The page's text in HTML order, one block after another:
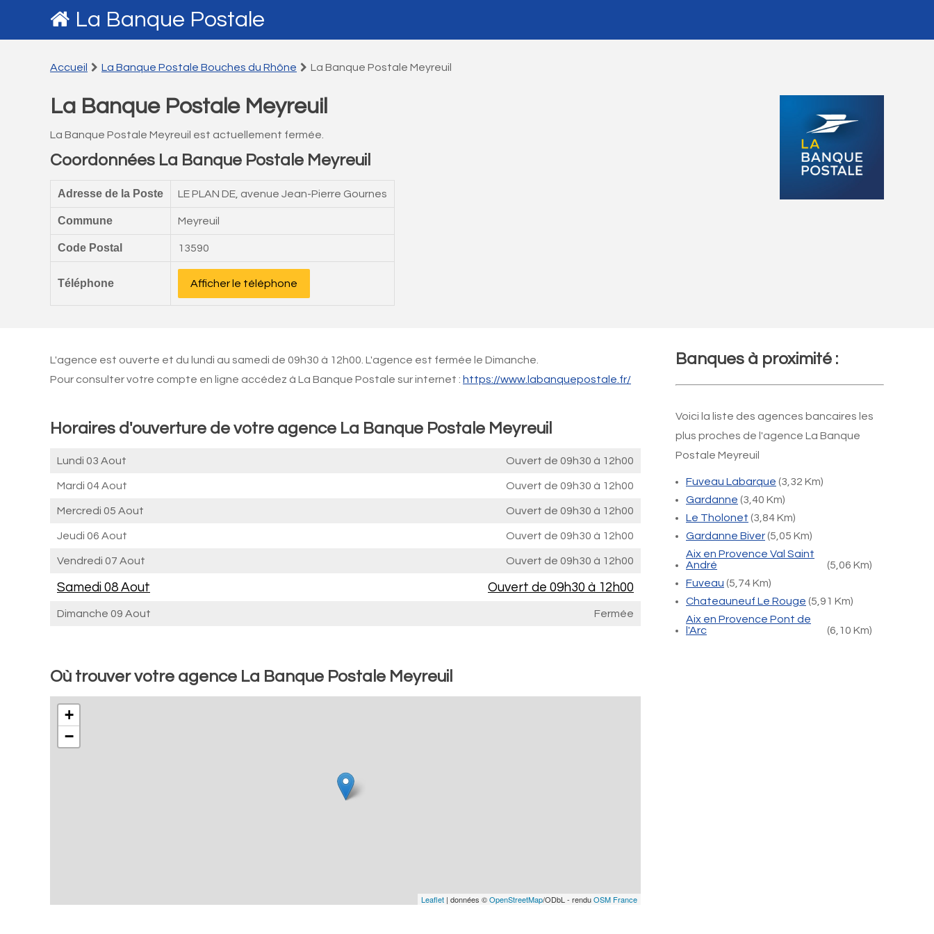
La Banque Postale
Accueil La Banque Postale Bouches du Rhône La Banque Postale Meyreuil
La Banque Postale Meyreuil
La Banque Postale Meyreuil est actuellement fermée.
Coordonnées La Banque Postale Meyreuil
Adresse de la Poste LE PLAN DE, avenue Jean-Pierre Gournes
Commune Meyreuil
Code Postal 13590
Téléphone Afficher le téléphone
L'agence est ouverte et du lundi au samedi de 09h30 à 12h00. L'agence est fermée le Dimanche.
Pour consulter votre compte en ligne accédez à La Banque Postale sur internet : https://www.labanquepostale.fr/
Horaires d'ouverture de votre agence La Banque Postale Meyreuil
Lundi 03 Aout Ouvert de 09h30 à 12h00
Mardi 04 Aout Ouvert de 09h30 à 12h00
Mercredi 05 Aout Ouvert de 09h30 à 12h00
Jeudi 06 Aout Ouvert de 09h30 à 12h00
Vendredi 07 Aout Ouvert de 09h30 à 12h00
Samedi 08 Aout Ouvert de 09h30 à 12h00
Dimanche 09 Aout Fermée
Où trouver votre agence La Banque Postale Meyreuil
+
−
Leaflet | données ©OpenStreetMap/ODbL - renduOSM France
Banques à proximité :
Voici la liste des agences bancaires les
plus proches de l'agence La Banque
Postale Meyreuil
Fuveau Labarque (3,32 Km)
Gardanne (3,40 Km)
Le Tholonet (3,84 Km)
Gardanne Biver(5,05 Km)
Aix en Provence Val Saint
André
(5,06 Km)
Fuveau (5,74 Km)
Chateauneuf Le Rouge (5,91 Km)
Aix en Provence Pont de
l'Arc
(6,10 Km)